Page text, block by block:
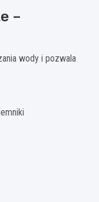
–
wody i pozwala